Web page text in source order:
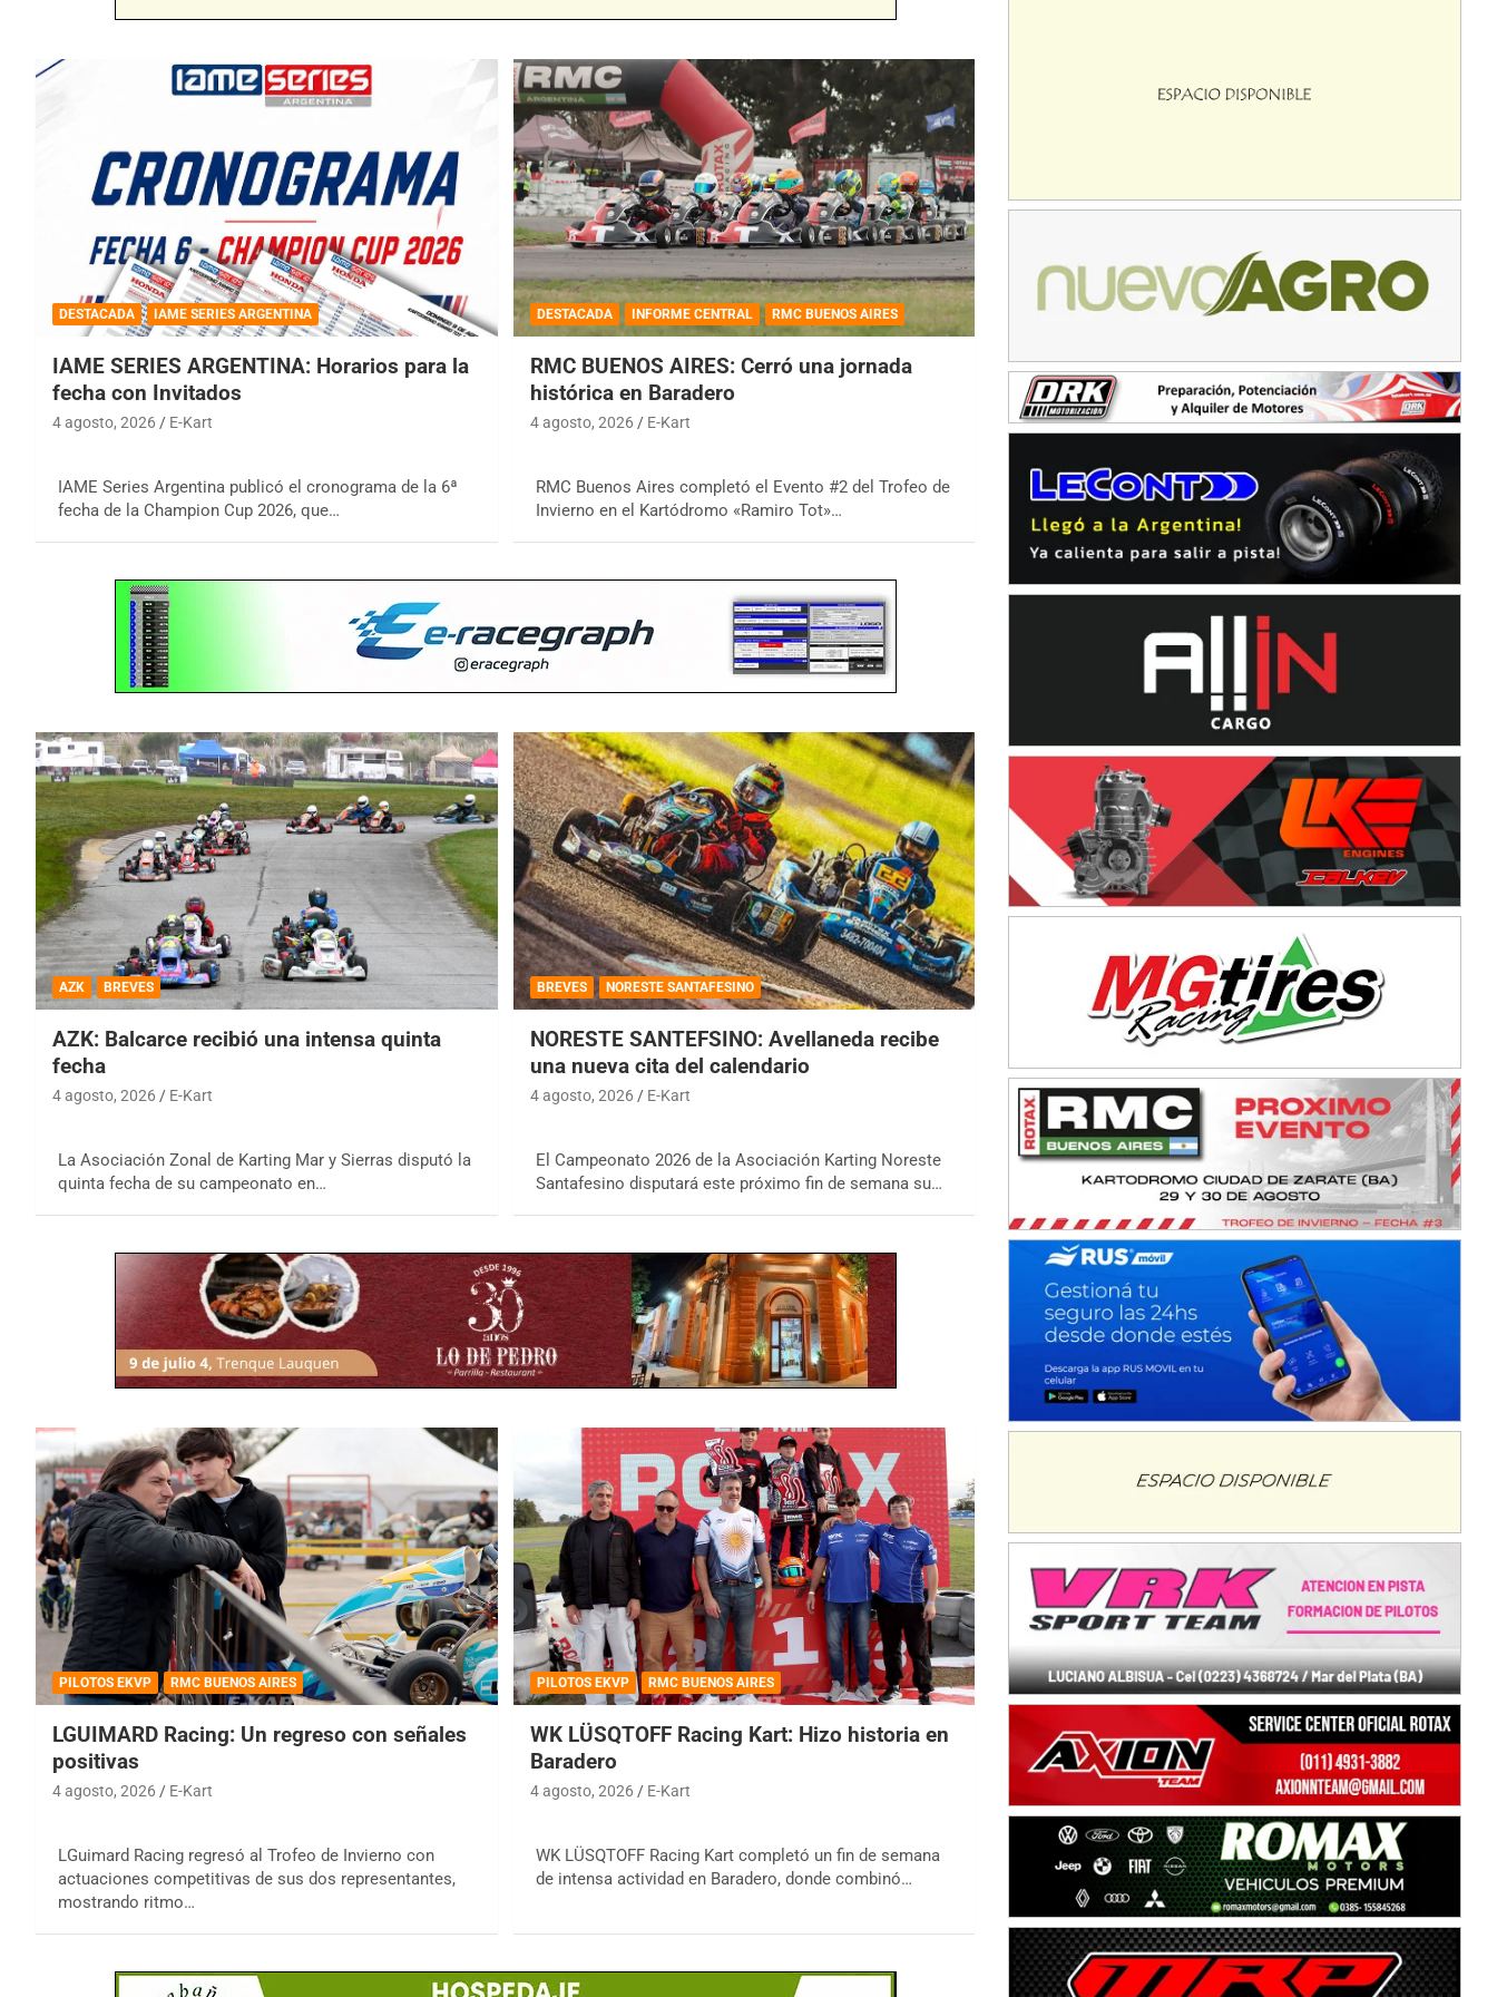
DESTACADA IAME SERIES ARGENTINA
IAME SERIES ARGENTINA: Horarios para la
fecha con Invitados
4 agosto, 2026 E-Kart
IAME Series Argentina publicó el cronograma de la 6ª
fecha de la Champion Cup 2026, que…
DESTACADA INFORME CENTRAL RMC BUENOS AIRES
RMC BUENOS AIRES: Cerró una jornada
histórica en Baradero
4 agosto, 2026 E-Kart
RMC Buenos Aires completó el Evento #2 del Trofeo de
Invierno en el Kartódromo «Ramiro Tot»…
AZK BREVES
AZK: Balcarce recibió una intensa quinta
fecha
4 agosto, 2026 E-Kart
La Asociación Zonal de Karting Mar y Sierras disputó la
quinta fecha de su campeonato en…
BREVES NORESTE SANTAFESINO
NORESTE SANTEFSINO: Avellaneda recibe
una nueva cita del calendario
4 agosto, 2026 E-Kart
El Campeonato 2026 de la Asociación Karting Noreste
Santafesino disputará este próximo fin de semana su…
PILOTOS EKVP RMC BUENOS AIRES
LGUIMARD Racing: Un regreso con señales
positivas
4 agosto, 2026 E-Kart
LGuimard Racing regresó al Trofeo de Invierno con
actuaciones competitivas de sus dos representantes,
mostrando ritmo…
PILOTOS EKVP RMC BUENOS AIRES
WK LÜSQTOFF Racing Kart: Hizo historia en
Baradero
4 agosto, 2026 E-Kart
WK LÜSQTOFF Racing Kart completó un fin de semana
de intensa actividad en Baradero, donde combinó…
VICTORIENSE - F7
PATAGONICO - F6
CSK - F7
Juventud Unida (Tierra)
Humboldt (Santa Fe)
NORESTE SANTAFESINO - F6
Ciudad de Avellaneda (Asfalto)
SUR SANTAFESINO - F4
Rufino (Santa Fe)